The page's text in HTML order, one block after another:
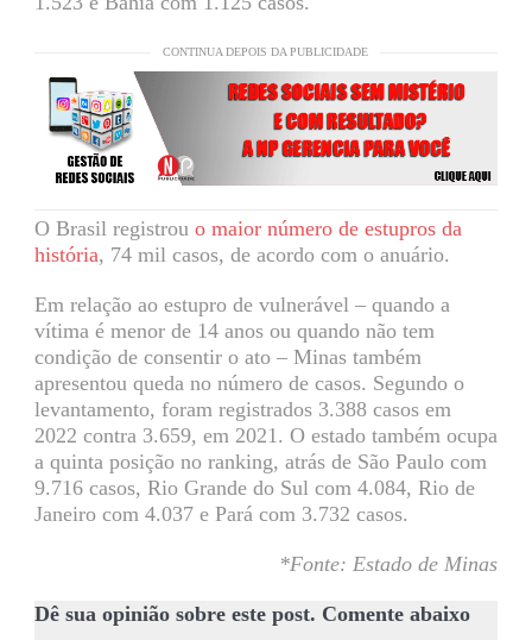
CONTINUA DEPOIS DA PUBLICIDADE
O Brasil registrou o maior número de estupros da
história, 74 mil casos, de acordo com o anuário.
Em relação ao estupro de vulnerável – quando a
vítima é menor de 14 anos ou quando não tem
condição de consentir o ato – Minas também
apresentou queda no número de casos. Segundo o
levantamento, foram registrados 3.388 casos em
2022 contra 3.659, em 2021. O estado também ocupa
a quinta posição no ranking, atrás de São Paulo com
9.716 casos, Rio Grande do Sul com 4.084, Rio de
Janeiro com 4.037 e Pará com 3.732 casos.
*Fonte: Estado de Minas
Dê sua opinião sobre este post. Comente abaixo